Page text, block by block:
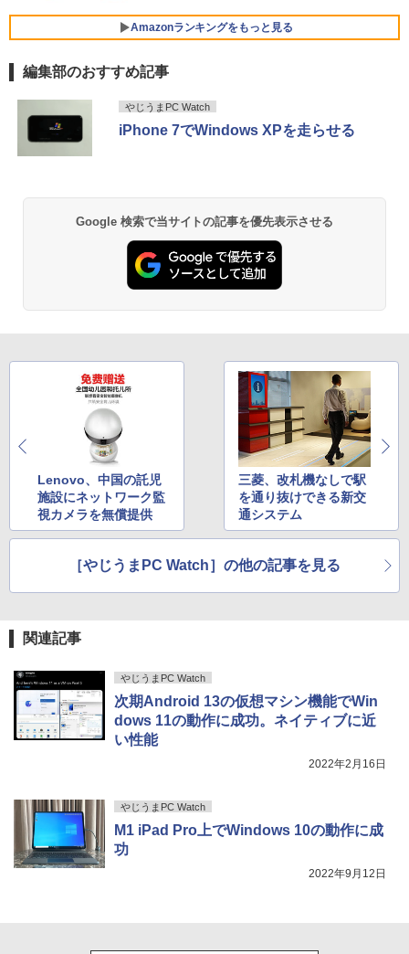
￥29,800
超軽量 フルHD｜富士通 U939｜中古ノー
トパソコン Windows11 office付き｜Co
re i5 第8世代｜メモリ 8GB SSD 256GB
中古PC
【お買い物マラソ開催中！P最大31.5%還
ニター USB-C IPSパネル スピーカー内蔵
ト調整可 オフィス用PCモニター フレー
ムレス Type-C/HDMIポート 高画質 FHD
フルHD 液晶モニター Minifire MF24X3C
￥3,480
Amazonランキングをもっと見る
薬屋のひとりごと 17巻 (デジタル版ビッグガ
異世界居酒屋「のぶ」(22) (角川コミックス・
￥832
HUNTER×HUNTER モノクロ版 39 (ジャンプ
コミックスDIGITAL)
￥572
スーパーの裏でヤニ吸うふたり 9巻 (デジタル
編集部のおすすめ記事
やじうまPC Watch
iPhone 7でWindows XPを走らせる
Google 検索で当サイトの記事を優先表示させる
Lenovo、中国の託児
施設にネットワーク監
視カメラを無償提供
三菱、改札機なしで駅
を通り抜けできる新交
通システム
［やじうまPC Watch］の他の記事を見る
関連記事
やじうまPC Watch
次期Android 13の仮想マシン機能でWin
dows 11の動作に成功。ネイティブに近
い性能
2022年2月16日
やじうまPC Watch
M1 iPad Pro上でWindows 10の動作に成
功
2022年9月12日